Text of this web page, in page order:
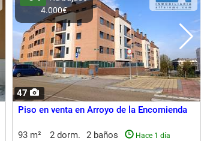
47
4.000€
Piso en venta en Arroyo de la Encomienda
93 m² 2 dorm. 2 baños Hace 1 día